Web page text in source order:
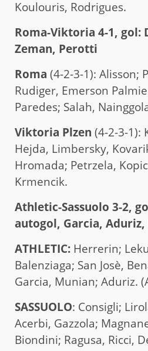
Koulouris, Rodrigues.
Roma-Viktoria 4-1, gol:
Zeman, Perotti
Roma (4-2-3-1): Alisson;
Rudiger, Emerson
Paredes; Salah,
Viktoria Plzen (4-2-3-1):
Hejda, Limbersky,
Hromada; Petrzela,
Krmencik.
Athletic-Sassuolo 3-2,
autogol, Garcia, Aduriz,
ATHLETIC: Herrerin;
Balenziaga; San Josè,
Garcia, Munian; Aduriz.
SASSUOLO: Consigli;
Acerbi, Gazzola;
Biondini; Ragusa, Ricci,